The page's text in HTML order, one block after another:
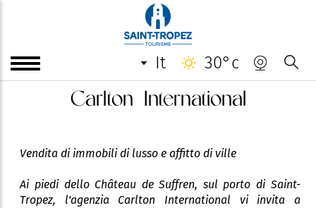
it 30°c
Carlton International
Vendita di immobili di lusso e affitto di ville
Ai piedi dello Château de Suffren, sul porto di Saint-
Tropez, l'agenzia Carlton International vi invita a